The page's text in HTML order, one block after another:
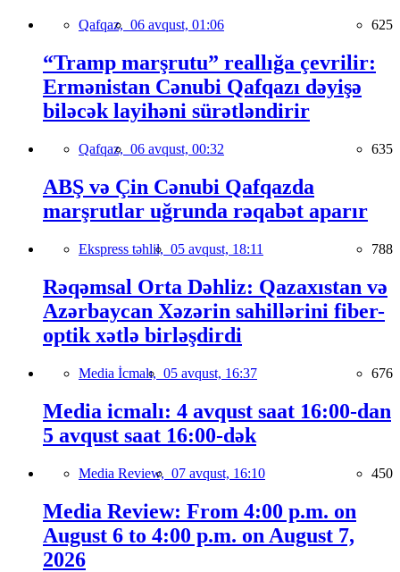
Qafqaz, 06 avqust, 01:06 625
“Tramp marşrutu” reallığa çevrilir:
Ermənistan Cənubi Qafqazı dəyişə
biləcək layihəni sürətləndirir
Qafqaz, 06 avqust, 00:32 635
ABŞ və Çin Cənubi Qafqazda
marşrutlar uğrunda rəqabət aparır
Ekspress təhlil, 05 avqust, 18:11 788
Rəqəmsal Orta Dəhliz: Qazaxıstan və
Azərbaycan Xəzərin sahillərini fiber-
optik xətlə birləşdirdi
Media İcmalı, 05 avqust, 16:37 676
Media icmalı: 4 avqust saat 16:00-dan
5 avqust saat 16:00-dək
Media Review, 07 avqust, 16:10 450
Media Review: From 4:00 p.m. on
August 6 to 4:00 p.m. on August 7,
2026